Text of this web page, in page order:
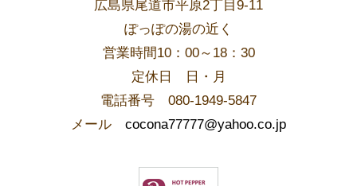
広島県尾道市平原2丁目9-11
ぽっぽの湯の近く
営業時間10：00～18：30
​定休日 日・月
電話番号 080-1949-5847
メール cocona77777@yahoo.co.jp